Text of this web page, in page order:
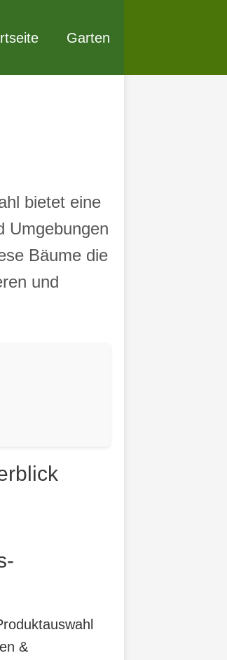
Garten
bietet eine
Umgebungen
Bäume die
und
&